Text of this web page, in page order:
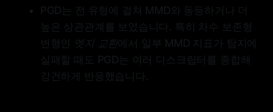
PGD는 전 유형에 걸쳐 MMD와 동등하거나 더
높은 상관관계를 보였습니다. 특히 차수 보존형
변형인
엣지 교환에서 일부 MMD 지표가 탐지에
실패할 때도 PGD는 여러 디스크립터를 종합해
강건하게 반응했습니다.